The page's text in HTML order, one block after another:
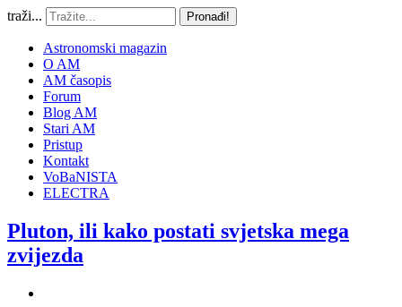
traži... Pronađi!
Astronomski magazin
O AM
AM časopis
Forum
Blog AM
Stari AM
Pristup
Kontakt
VoBaNISTA
ELECTRA
Pluton, ili kako postati svjetska mega
zvijezda